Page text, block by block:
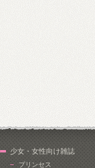
少女・女性向け雑誌
プリンセス